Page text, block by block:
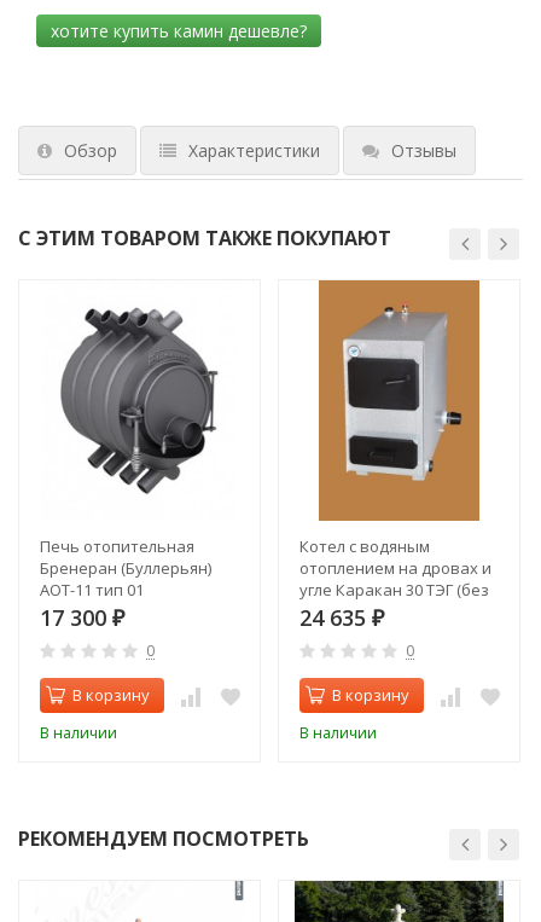
Обзор Характеристики Отзывы
С ЭТИМ ТОВАРОМ ТАКЖЕ ПОКУПАЮТ
Печь отопительная
Бренеран (Буллерьян)
АОТ-11 тип 01
17 300 ₽
0
В корзину
В наличии
Котел с водяным
отоплением на дровах и
угле Каракан 30 ТЭГ (без
ТЭНБ)
24 635 ₽
0
В корзину
В наличии
РЕКОМЕНДУЕМ ПОСМОТРЕТЬ